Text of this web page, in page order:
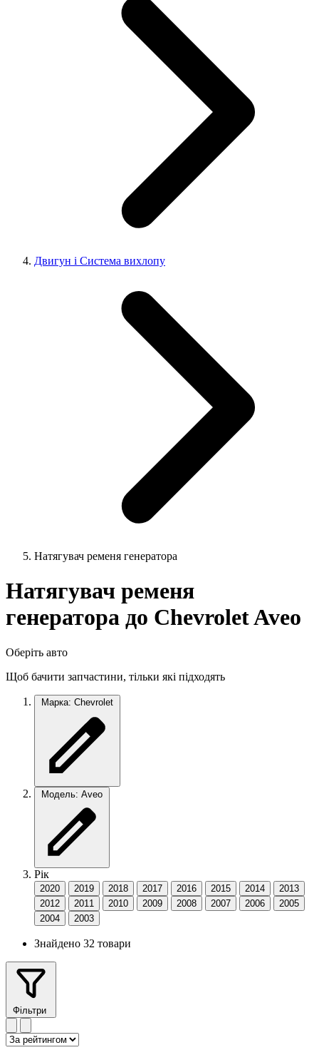
Двигун і Система вихлопу
Натягувач ременя генератора
Натягувач ременя
генератора до Chevrolet Aveo
Оберіть авто
Щоб бачити запчастини, тільки які підходять
Марка: Chevrolet
Модель: Aveo
Рік
2020 2019 2018 2017 2016 2015 2014
2013
2012
2011 2010 2009 2008 2007 2006
2005
2004
2003
Знайдено 32 товари
Фільтри